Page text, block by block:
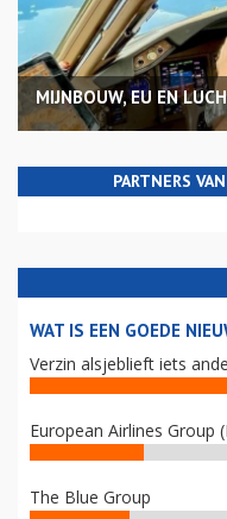
MIJNBOUW, EU EN
PARTNERS
WAT IS EEN GOEDE
Verzin alsjeblieft iets
European Airlines Group
The Blue Group